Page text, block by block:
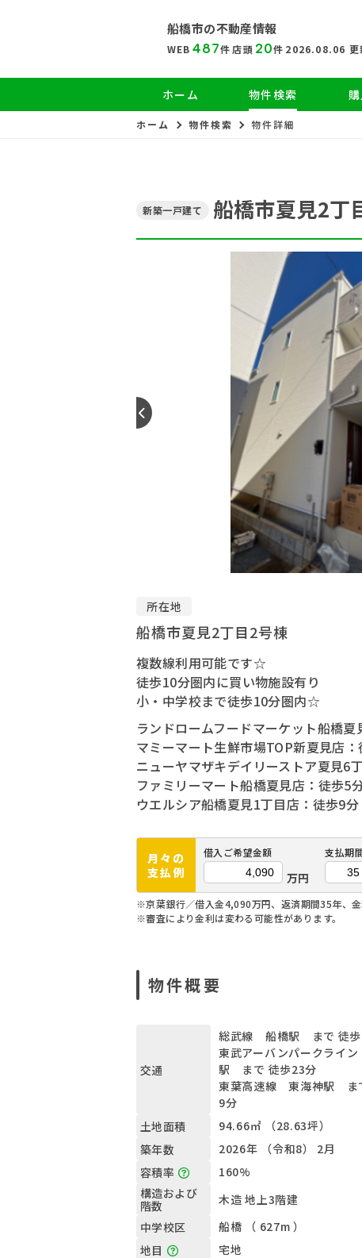
船橋市の不動産情報
WEB 487件 店頭 20件 2026.08.06 更
ホーム 物件検索
ホーム 物件検索 物件詳細
新築一戸建て 船橋市夏見2丁
所在地
船橋市夏見2丁目2号棟
複数線利用可能です☆
徒歩10分圏内に買い物施設有り
小・中学校まで徒歩10分圏内☆
ランドロームフードマーケット船橋夏
マミーマート生鮮市場TOP新夏見店：
ニューヤマザキデイリーストア夏見6
ファミリーマート船橋夏見店：徒歩5
ウエルシア船橋夏見1丁目店：徒歩9分
月々の
支払例
借入ご希望金額
万円
支払期
※京葉銀行／借入金4,090万円、返済期間35年、
※審査により金利は変わる可能性があります。
物件概要
交通
総武線 船橋駅 まで 徒歩
東武アーバンパークライ
駅 まで 徒歩23分
東葉高速線 東海神駅 ま
9分
土地面積 94.66㎡ （28.63坪）
築年数
2026年 （令和8） 2月
容積率
160%
構造および
階数
木造 地上3階建
中学校区
船橋 （ 627m ）
地目
宅地